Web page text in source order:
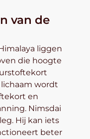
van de
liggen
die hoogte
wordt
en
Nimsdai
Hij kan iets
beter